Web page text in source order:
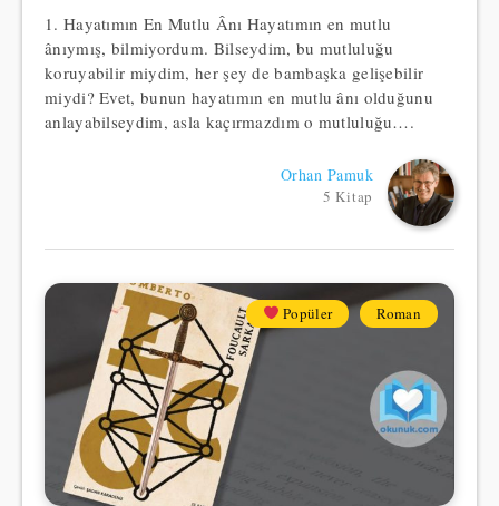
1. Hayatımın En Mutlu Ânı Hayatımın en mutlu
ânıymış, bilmiyordum. Bilseydim, bu mutluluğu
koruyabilir miydim, her şey de bambaşka gelişebilir
miydi? Evet, bunun hayatımın en mutlu ânı olduğunu
anlayabilseydim, asla kaçırmazdım o mutluluğu….
Orhan Pamuk
5 Kitap
Popüler Roman